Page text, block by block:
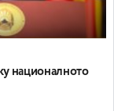
националното